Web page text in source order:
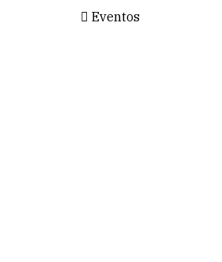
Eventos